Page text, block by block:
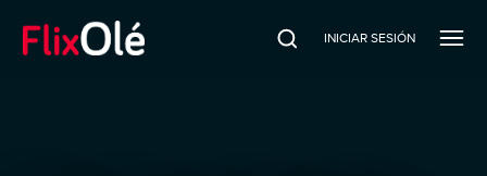
INICIAR SESIÓN